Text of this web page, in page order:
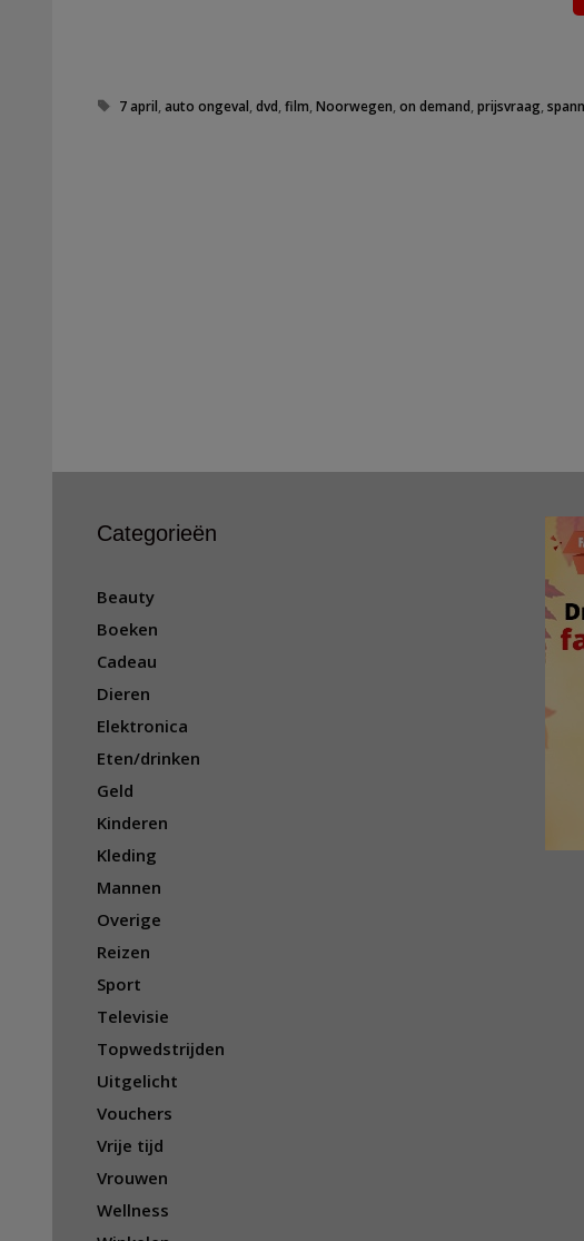
Tags
7 april ,auto ongeval ,dvd ,film ,Noorwegen ,on demand ,prijsvraag ,
Categorieën
Beauty
Boeken
Cadeau
Dieren
Elektronica
Eten/drinken
Geld
Kinderen
Kleding
Mannen
Overige
Reizen
Sport
Televisie
Topwedstrijden
Uitgelicht
Vouchers
Vrije tijd
Vrouwen
Wellness